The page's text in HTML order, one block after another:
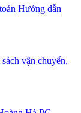
Hướng dẫn
vận chuyển,